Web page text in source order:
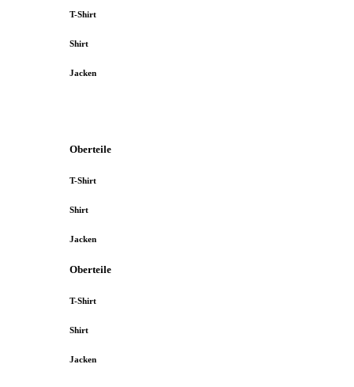
T-Shirt
Shirt
Jacken
Oberteile
T-Shirt
Shirt
Jacken
Oberteile
T-Shirt
Shirt
Jacken